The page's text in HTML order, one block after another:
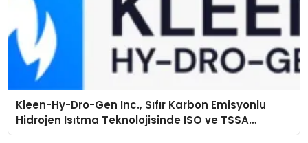
Kleen-Hy-Dro-Gen Inc., Sıfır Karbon Emisyonlu
Hidrojen Isıtma Teknolojisinde ISO ve TSSA
Düzenleyici Onaylarını Aldı